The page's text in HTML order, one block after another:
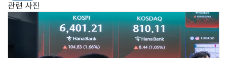
관련 사진